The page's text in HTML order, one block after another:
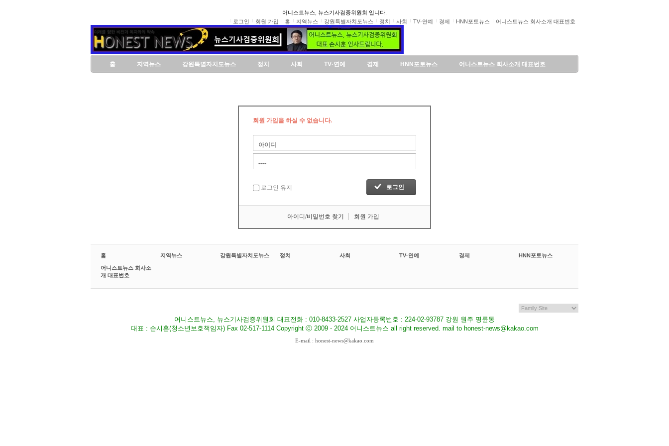
어니스트뉴스, 뉴스기사검증위원회 입니다.
로그인
회원 가입 홈 지역뉴스 강원특별자치도뉴스 정치 사회 TV·연예 경제 HNN포토뉴스 어니스트뉴스 회사소개 대표번호
홈 지역뉴스 강원특별자치도뉴스 정치 사회 TV·연예 경제 HNN포토뉴스 어니스트뉴스 회사소개 대표번호
회원 가입을 하실 수 없습니다.
로그인 유지
아이디/비밀번호 찾기 회원 가입
홈 지역뉴스 강원특별자치도뉴스 정치 사회 TV·연예 경제 HNN포토뉴스
어니스트뉴스 회사소
개 대표번호
어니스트뉴스, 뉴스기사검증위원회 대표전화 : 010-8433-2527 사업자등록번호 : 224-02-93787 강원 원주 명륜동
대표 : 손시훈(청소년보호책임자) Fax 02-517-1114 Copyright ⓒ 2009 - 2024 어니스트뉴스 all right reserved. mail to honest-news@kakao.com
E-mail : honest-news@kakao.com